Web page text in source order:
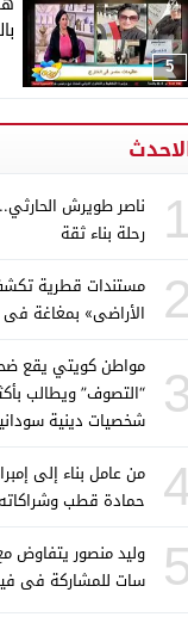
5
ناصر طويرش
رحلة بناء ثقة
مستندات قطرية
الأراضى» بمغاغة
مواطن كويتي يقع
“التصوف” ويطالب
شخصيات دينية
من عامل بناء إلى
حمادة قطب
وليد منصور يتفاوض
سات للمشاركة فى